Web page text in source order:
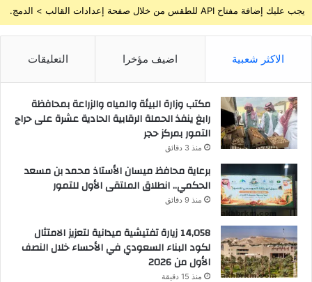
يجب عليك إضافة مفتاح API للطقس من خلال صفحة إعدادات القالب > الدمج.
الاكثر شعبية اضيف مؤخرا التعليقات
مكتب وزارة البيئة والمياه والزراعة بمحافظة
رابغ ينفذ الحملة الرقابية الحادية عشرة على حراج
التمور بمركز حجر
منذ 3 دقائق
برعاية محافظ ميسان الأستاذ محمد بن مسعد
الحكمي.. انطلاق الملتقى الأول للتمور
منذ 9 دقائق
14,058 زيارة تفتيشية ميدانية لتعزيز الامتثال
لكود البناء السعودي في الأحساء خلال النصف
الأول من 2026
منذ 15 دقيقة